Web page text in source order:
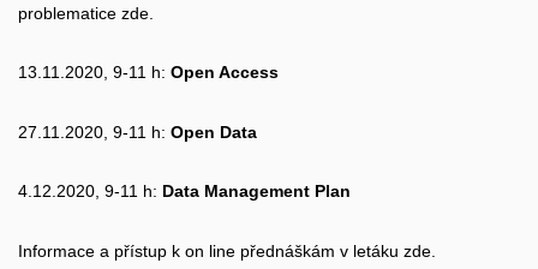
problematice zde.
13.11.2020, 9-11 h: Open Access
27.11.2020, 9-11 h: Open Data
4.12.2020, 9-11 h: Data Management Plan
Informace a přístup k on line přednáškám v letáku zde.